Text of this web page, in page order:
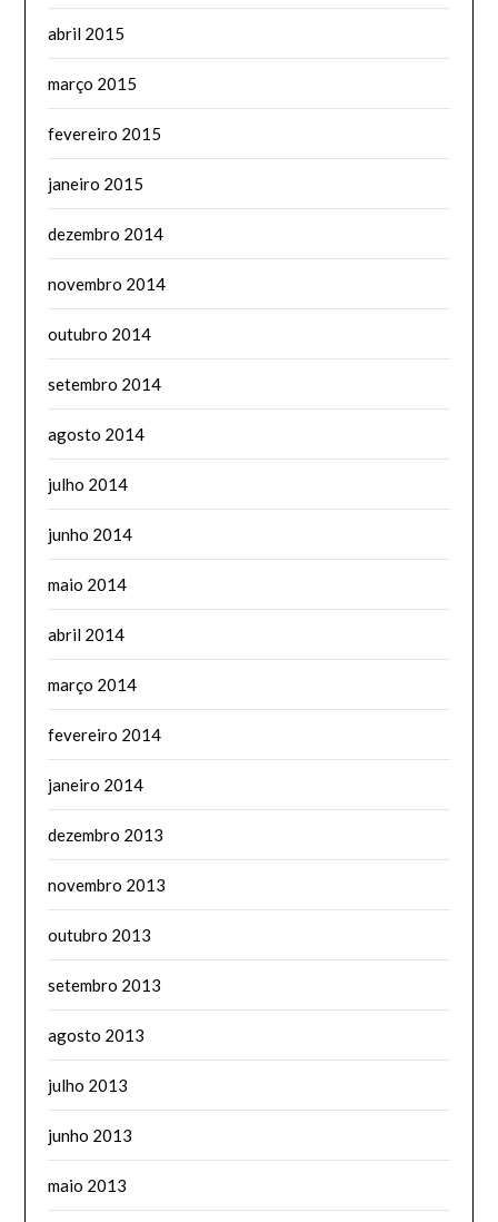
abril 2015
março 2015
fevereiro 2015
janeiro 2015
dezembro 2014
novembro 2014
outubro 2014
setembro 2014
agosto 2014
julho 2014
junho 2014
maio 2014
abril 2014
março 2014
fevereiro 2014
janeiro 2014
dezembro 2013
novembro 2013
outubro 2013
setembro 2013
agosto 2013
julho 2013
junho 2013
maio 2013